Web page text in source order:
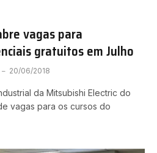
vagas para
gratuitos em Julho
20/06/2018
da Mitsubishi Electric do
vagas para os cursos do